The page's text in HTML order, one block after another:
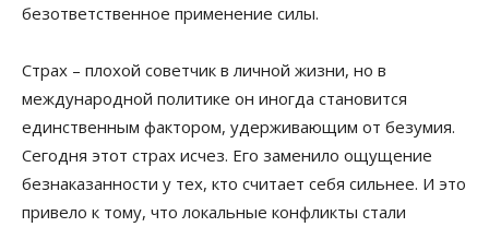
безответственное применение силы.
Страх – плохой советчик в личной жизни, но в
международной политике он иногда становится
единственным фактором, удерживающим от безумия.
Сегодня этот страх исчез. Его заменило ощущение
безнаказанности у тех, кто считает себя сильнее. И это
привело к тому, что локальные конфликты стали